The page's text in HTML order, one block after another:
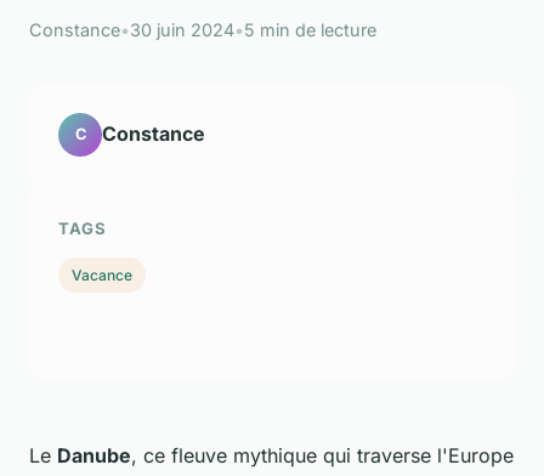
Constance•30 juin 2024•5 min de lecture
Le Danube, ce fleuve mythique qui traverse l'Europe
C Constance
TAGS
Vacance